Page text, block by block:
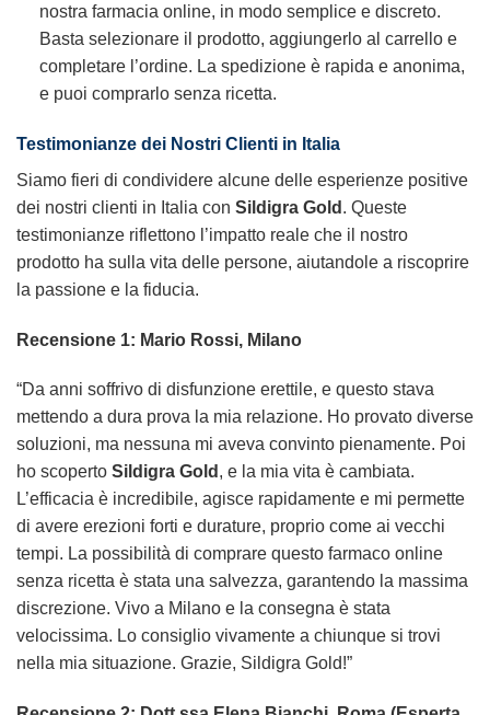
nostra farmacia online, in modo semplice e discreto.
Basta selezionare il prodotto, aggiungerlo al carrello e
completare l’ordine. La spedizione è rapida e anonima,
e puoi comprarlo senza ricetta.
Testimonianze dei Nostri Clienti in Italia
Siamo fieri di condividere alcune delle esperienze positive
dei nostri clienti in Italia con Sildigra Gold . Queste
testimonianze riflettono l’impatto reale che il nostro
prodotto ha sulla vita delle persone, aiutandole a riscoprire
la passione e la fiducia.
Recensione 1: Mario Rossi, Milano
“Da anni soffrivo di disfunzione erettile, e questo stava
mettendo a dura prova la mia relazione. Ho provato diverse
soluzioni, ma nessuna mi aveva convinto pienamente. Poi
ho scoperto Sildigra Gold , e la mia vita è cambiata.
L’efficacia è incredibile, agisce rapidamente e mi permette
di avere erezioni forti e durature, proprio come ai vecchi
tempi. La possibilità di comprare questo farmaco online
senza ricetta è stata una salvezza, garantendo la massima
discrezione. Vivo a Milano e la consegna è stata
velocissima. Lo consiglio vivamente a chiunque si trovi
nella mia situazione. Grazie, Sildigra Gold!”